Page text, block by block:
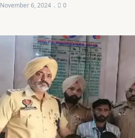
November 6, 2024 0